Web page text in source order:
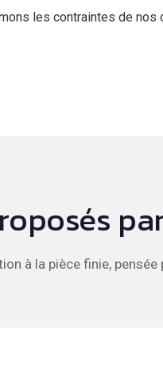
les contraintes de
à la pièce finie,